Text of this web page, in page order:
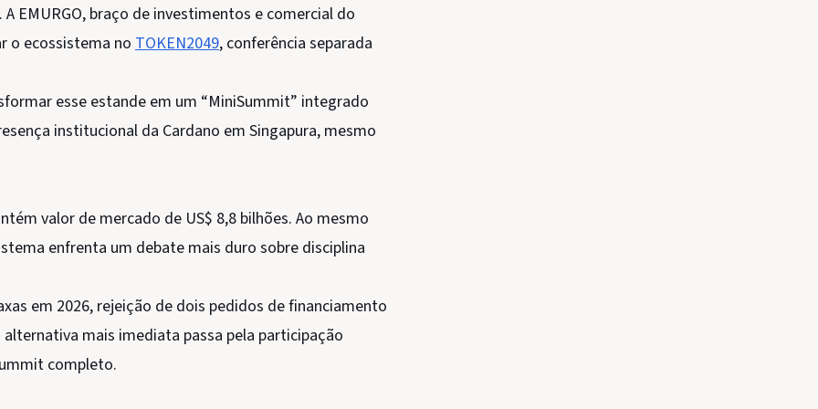
EMURGO, braço de investimentos e comercial do
o ecossistema no TOKEN2049, conferência separada
esse estande em um “MiniSummit” integrado
institucional da Cardano em Singapura, mesmo
valor de mercado de US$ 8,8 bilhões. Ao mesmo
enfrenta um debate mais duro sobre disciplina
em 2026, rejeição de dois pedidos de financiamento
mais imediata passa pela participação
completo.